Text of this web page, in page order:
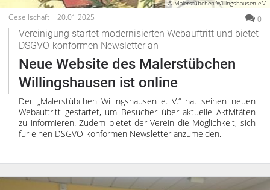
© Malerstübchen Willingshausen e.V.
Gesellschaft 20.01.2025 0
Vereinigung startet modernisierten Webauftritt und bietet
DSGVO-konformen Newsletter an
Neue Website des Malerstübchen
Willingshausen ist online
Der „Malerstübchen Willingshausen e. V.“ hat seinen neuen
Webauftritt gestartet, um Besucher über aktuelle Aktivitäten
zu informieren. Zudem bietet der Verein die Möglichkeit, sich
für einen DSGVO-konformen Newsletter anzumelden.